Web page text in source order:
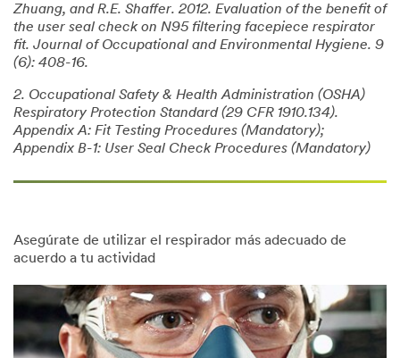
Zhuang, and R.E. Shaffer. 2012. Evaluation of the benefit of
the user seal check on N95 filtering facepiece respirator
fit. Journal of Occupational and Environmental Hygiene. 9
(6): 408-16.
2. Occupational Safety & Health Administration (OSHA)
Respiratory Protection Standard (29 CFR 1910.134).
Appendix A: Fit Testing Procedures (Mandatory);
Appendix B-1: User Seal Check Procedures (Mandatory)
Asegúrate de utilizar el respirador más adecuado de
acuerdo a tu actividad